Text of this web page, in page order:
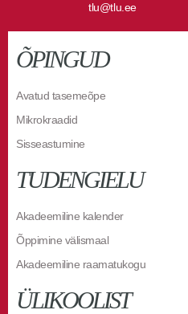
tlu@tlu.ee
ÕPINGUD
Avatud tasemeõpe
Mikrokraadid
Sisseastumine
TUDENGIELU
Akadeemiline kalender
Õppimine välismaal
Akadeemiline raamatukogu
ÜLIKOOLIST